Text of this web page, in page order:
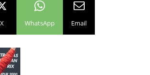
X WhatsApp Email